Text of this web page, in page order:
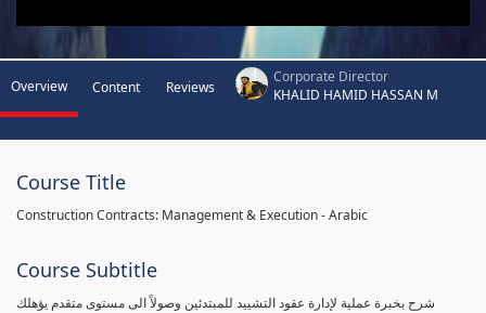
Overview Content Reviews
Corporate Director
KHALID HAMID HASSAN M
Course Title
Construction Contracts: Management & Execution - Arabic
Course Subtitle
شرح بخبرة عملية لإدارة عقود التشييد للمبتدئين وصولاً الى مستوى متقدم يؤهلك